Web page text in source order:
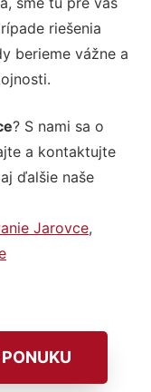
riešenia
berieme vážne a
? S nami sa o
a kontaktujte
ďalšie naše
Jarovce,